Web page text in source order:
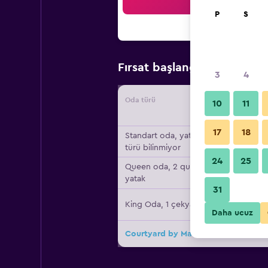
Fırsat başlangıç fiyatı
Oda türü Tedarikçi
Standart oda, yatak
türü bilinmiyor
Queen oda, 2 queen
yatak
King Oda, 1 çekyat
Courtyard by Marriott Cocoa Beach
P S
3 4
10 11
17 18
24 25
31
Daha ucuz